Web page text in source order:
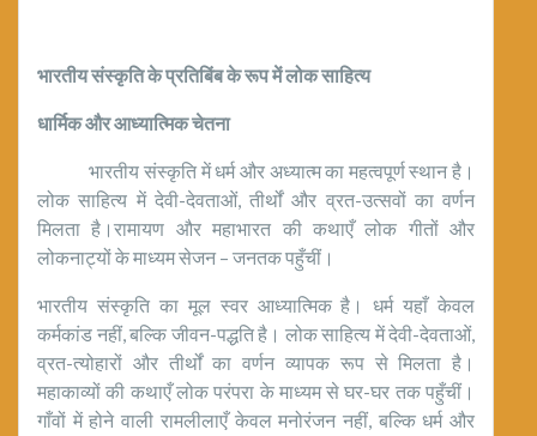
भारतीय संस्कृति के प्रतिबिंब के रूप में लोक साहित्य
धार्मिक और आध्यात्मिक चेतना
भारतीय संस्कृति में धर्म और अध्यात्म का महत्वपूर्ण स्थान है।
लोक साहित्य में देवी-देवताओं, तीर्थों और व्रत-उत्सवों का वर्णन
मिलता है।रामायण और महाभारत की कथाएँ लोक गीतों और
लोकनाट्यों के माध्यम सेजन – जनतक पहुँचीं।
भारतीय संस्कृति का मूल स्वर आध्यात्मिक है। धर्म यहाँ केवल
कर्मकांड नहीं, बल्कि जीवन-पद्धति है। लोक साहित्य में देवी-देवताओं,
व्रत-त्योहारों और तीर्थों का वर्णन व्यापक रूप से मिलता है।
महाकाव्यों की कथाएँ लोक परंपरा के माध्यम से घर-घर तक पहुँचीं।
गाँवों में होने वाली रामलीलाएँ केवल मनोरंजन नहीं, बल्कि धर्म और